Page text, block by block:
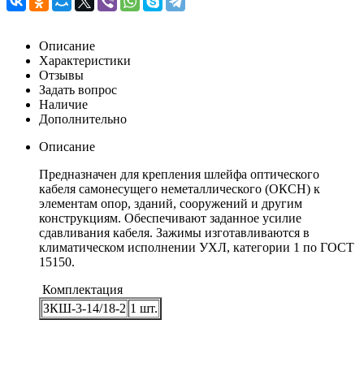
Описание
Характеристики
Отзывы
Задать вопрос
Наличие
Дополнительно
Описание
Предназначен для крепления шлейфа оптического
кабеля самонесущего неметаллического (ОКСН) к
элементам опор, зданий, сооружений и другим
конструкциям. Обеспечивают заданное усилие
сдавливания кабеля. Зажимы изготавливаются в
климатическом исполнении УХЛ, категории 1 по ГОСТ
15150.
Комплектация
ЗКШ-3-14/18-2 1 шт.